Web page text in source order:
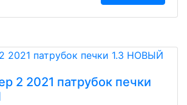
2 2021 патрубок печки